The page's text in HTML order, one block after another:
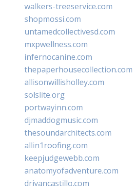
walkers-treeservice.com
shopmossi.com
untamedcollectivesd.com
mxpwellness.com
infernocanine.com
thepaperhousecollection.com
allisonwillisholley.com
solslite.org
portwayinn.com
djmaddogmusic.com
thesoundarchitects.com
allin1roofing.com
keepjudgewebb.com
anatomyofadventure.com
drivancastillo.com